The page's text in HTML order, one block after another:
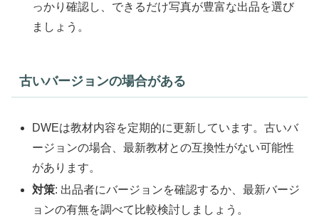
っかり確認し、できるだけ写真が豊富な出品を選び
ましょう。
古いバージョンの場合がある
DWEは教材内容を定期的に更新しています。古いバ
ージョンの場合、最新教材との互換性がない可能性
があります。
対策: 出品者にバージョンを確認するか、最新バージ
ョンの有無を調べて比較検討しましょう。